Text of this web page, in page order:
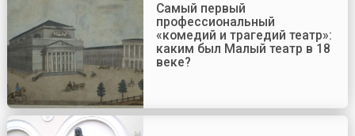
Самый первый
профессиональный
«комедий и трагедий театр»:
каким был Малый театр в 18
веке?